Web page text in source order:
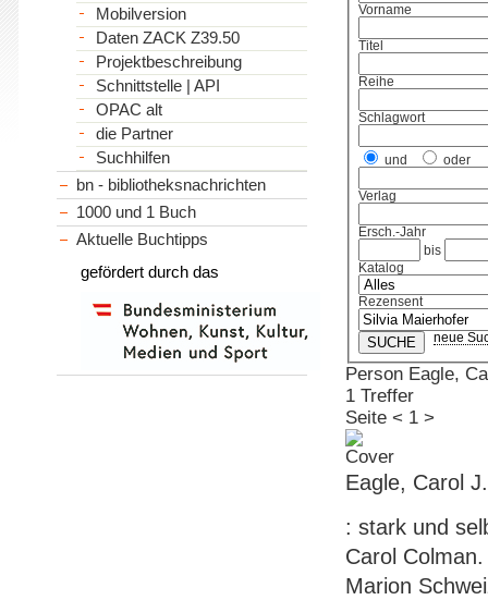
Vorname
Titel
Reihe
Schlagwort
und oder
Verlag
Ersch.-Jahr
bis
Katalog
Rezensent
neue
Person Eagle,
1 Treffer
Seite < 1 >
Eagle, Carol
: stark und
Carol
Marion
Mobilversion
Daten ZACK Z39.50
Projektbeschreibung
Schnittstelle | API
OPAC alt
die Partner
Suchhilfen
bn - bibliotheksnachrichten
1000 und 1 Buch
Aktuelle Buchtipps
gefördert durch das